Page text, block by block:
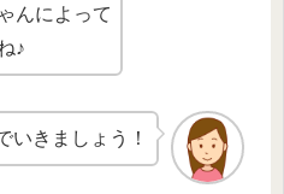
んによって
♪
いきましょう！